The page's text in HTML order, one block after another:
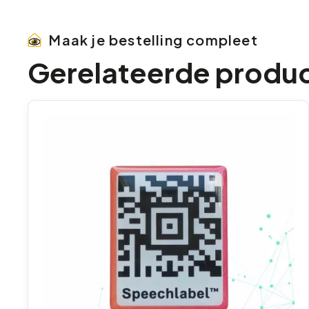
Maak je bestelling compleet
Gerelateerde